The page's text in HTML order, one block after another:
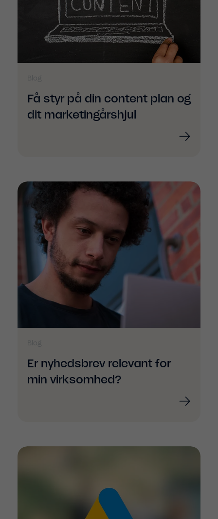
Få styr på din content plan og
dit marketingårshjul
Er nyhedsbrev relevant for
min virksomhed?